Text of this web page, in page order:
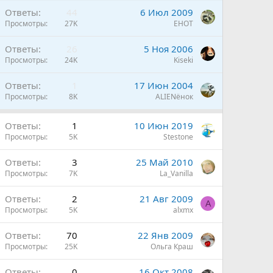
Ответы
Просмотры 27K
6 Июл 2009
EHOT
Ответы
Просмотры 24K
5 Ноя 2006
Kiseki
Ответы
Просмотры 8K
17 Июн 2004
ALIENёнок
Ответы 1
Просмотры 5K
10 Июн 2019
Stestone
Ответы 3
Просмотры 7K
25 Май 2010
La_Vanilla
Ответы 2
Просмотры 5K
21 Авг 2009
alxmx
A
Ответы 70
Просмотры 25K
22 Янв 2009
Ольга Краш